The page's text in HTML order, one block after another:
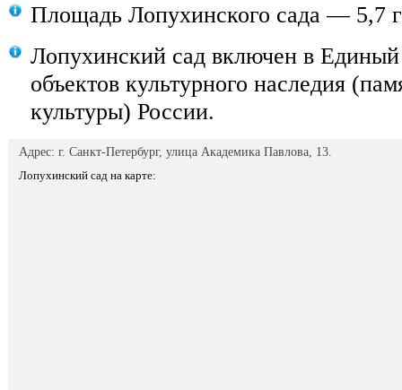
Площадь Лопухинского сада — 5,7
Лопухинский сад включен в Единый
объектов культурного наследия
культуры) России.
Адрес: г. Санкт-Петербург, улица Академика Павлова, 13.
Лопухинский сад на карте: